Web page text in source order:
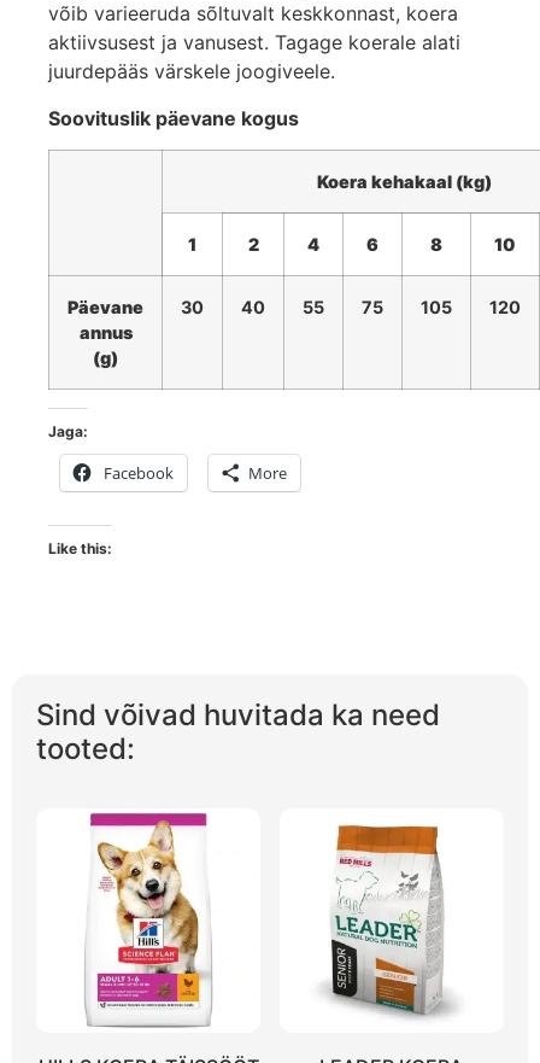
võib varieeruda sõltuvalt keskkonnast, koera
aktiivsusest ja vanusest. Tagage koerale alati
juurdepääs värskele joogiveele.
Soovituslik päevane kogus
Koera kehakaal (kg)
1 2 4 6 8 10
Päevane
annus
(g)
30 40 55 75 105 120
Jaga:
Facebook More
Like this:
Sind võivad huvitada ka need
tooted: